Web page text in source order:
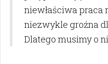
niewłaściwa praca
niezwykle groźna
Dlatego musimy o